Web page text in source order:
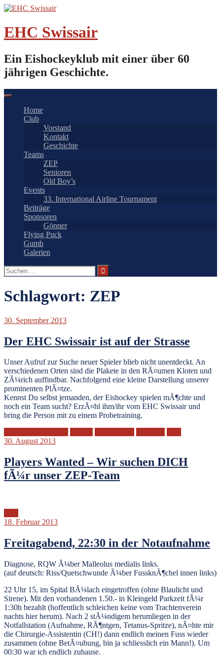
Springe
Inhalt
EHC Swissair
Ein Eishockeyklub mit einer über 60
jährigen Geschichte.
Home
Club
Vorstand
Kontakt
Geschichte
Teams
ZEP
Senioren
Old Boy’s
Events
33. International Airline Tournament
Beiträge
Sponsoren
Gönner
Flying Puck
Gumb
Galerien
Suchen
nach:
Schlagwort: ZEP
30. September 2013
Der EHC Swissair ist auf der Strasse
Unser Aufruf zur Suche neuer Spieler blieb nicht unentdeckt. An
verschiedenen Orten sind die Plakete in den RÃ¤umen Kloten und
ZÃ¼rich auffindbar. Nachfolgend eine kleine Darstellung unserer
prominenten PlÃ¤tze.
Kennst Du selbst jemanden, der Eishockey spielen mÃ¶chte und
noch ein Team sucht? ErzÃ¤hl ihm/ihr vom EHC Swissair und
bring die Person mit zu einem Probetraining.
30. August 2013
Players Wanted – Wir suchen DICH
fÃ¼r unser ZEP-Team
18. Februar 2013
Freitagabend, 22:30 in der Notaufnahme
Diagnose, RQW Ã¼ber Malleolus medialis links.
(auf deutsch: Riss/Quetschwunde Ã¼ber FussknÃ¶chel innen links)
22 Uhr 15, im Spital BÃ¼lach eingetroffen (ohne Blaulicht und
Sirene). Mit den vorhandenen 1.50.- in Kleingeld Parkzeit fÃ¼r
1:30h bezahlt (hoffentlich schleichen keine vom Trachtenverein
nachts hier herum). Nach 2 stÃ¼ndigem herumliegen in der
Notfallstation (Aufnahme, RÃ¶ntgen, Tetanus-Spritze), nÃ¤hte mir
die Chirurgie-Assistentin (CH!) dann endlich meinen Fuss wieder
zusammen (ohne BetÃ¤ubung, bin ja schliesslich ein Mann!). Um
00:30 war ich endlich zuhause.